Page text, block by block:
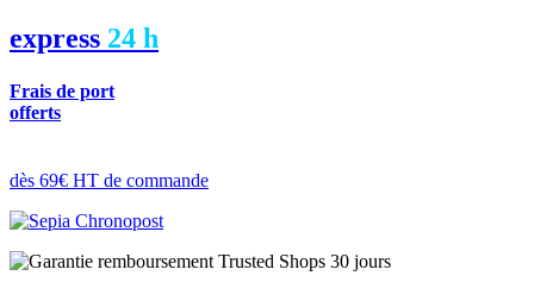
express 24 h
Frais de port
offerts
dès 69€ HT de commande